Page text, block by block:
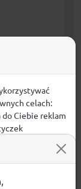
KUPUJĘ
celach:
Ciebie reklam
jak